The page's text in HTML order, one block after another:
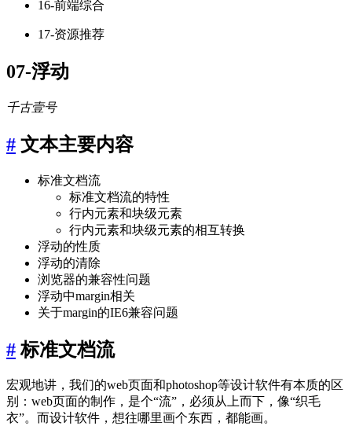
16-前端综合
17-资源推荐
07-浮动
千古壹号
# 文本主要内容
标准文档流
标准文档流的特性
行内元素和块级元素
行内元素和块级元素的相互转换
浮动的性质
浮动的清除
浏览器的兼容性问题
浮动中margin相关
关于margin的IE6兼容问题
#标准文档流
宏观地讲，我们的web页面和photoshop等设计软件有本质的区
别：web页面的制作，是个“流”，必须从上而下，像“织毛
衣”。而设计软件，想往哪里画个东西，都能画。